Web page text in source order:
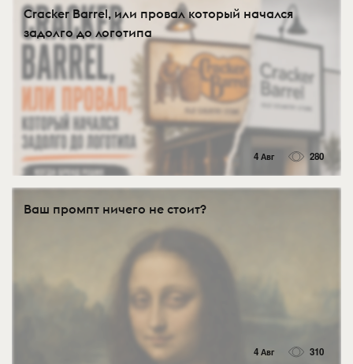
Cracker Barrel, или провал который начался
задолго до логотипа
4 Авг 280
Ваш промпт ничего не стоит?
4 Авг 310